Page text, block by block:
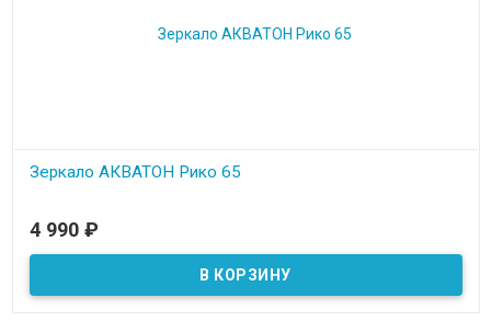
Зеркало АКВАТОН Рико 65
4 990 ₽